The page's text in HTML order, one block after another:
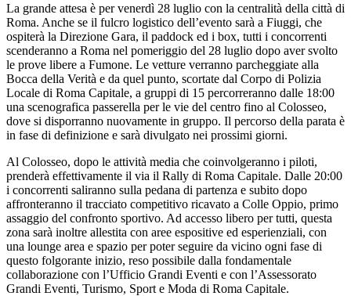
La grande attesa è per venerdì 28 luglio con la centralità della città di
Roma. Anche se il fulcro logistico dell’evento sarà a Fiuggi, che
ospiterà la Direzione Gara, il paddock ed i box, tutti i concorrenti
scenderanno a Roma nel pomeriggio del 28 luglio dopo aver svolto
le prove libere a Fumone. Le vetture verranno parcheggiate alla
Bocca della Verità e da quel punto, scortate dal Corpo di Polizia
Locale di Roma Capitale, a gruppi di 15 percorreranno dalle 18:00
una scenografica passerella per le vie del centro fino al Colosseo,
dove si disporranno nuovamente in gruppo. Il percorso della parata è
in fase di definizione e sarà divulgato nei prossimi giorni.
Al Colosseo, dopo le attività media che coinvolgeranno i piloti,
prenderà effettivamente il via il Rally di Roma Capitale. Dalle 20:00
i concorrenti saliranno sulla pedana di partenza e subito dopo
affronteranno il tracciato competitivo ricavato a Colle Oppio, primo
assaggio del confronto sportivo. Ad accesso libero per tutti, questa
zona sarà inoltre allestita con aree espositive ed esperienziali, con
una lounge area e spazio per poter seguire da vicino ogni fase di
questo folgorante inizio, reso possibile dalla fondamentale
collaborazione con l’Ufficio Grandi Eventi e con l’Assessorato
Grandi Eventi, Turismo, Sport e Moda di Roma Capitale.